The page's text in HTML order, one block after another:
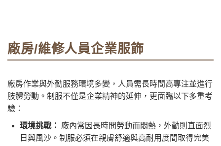
廠房/維修人員企業服飾
廠房作業與外勤服務環境多變，人員需長時間高專注並進行
肢體勞動。制服不僅是企業精神的延伸，更面臨以下多重考
驗：
環境挑戰：
廠內常因長時間勞動而悶熱，外勤則直面烈
日與風沙。制服必須在親膚舒適與高耐用度間取得完美